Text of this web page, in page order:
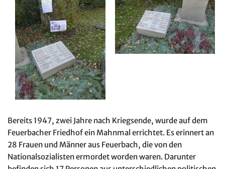
Bereits 1947, zwei Jahre nach Kriegsende, wurde auf dem
Feuerbacher Friedhof ein Mahnmal errichtet. Es erinnert an
28 Frauen und Männer aus Feuerbach, die von den
Nationalsozialisten ermordet worden waren. Darunter